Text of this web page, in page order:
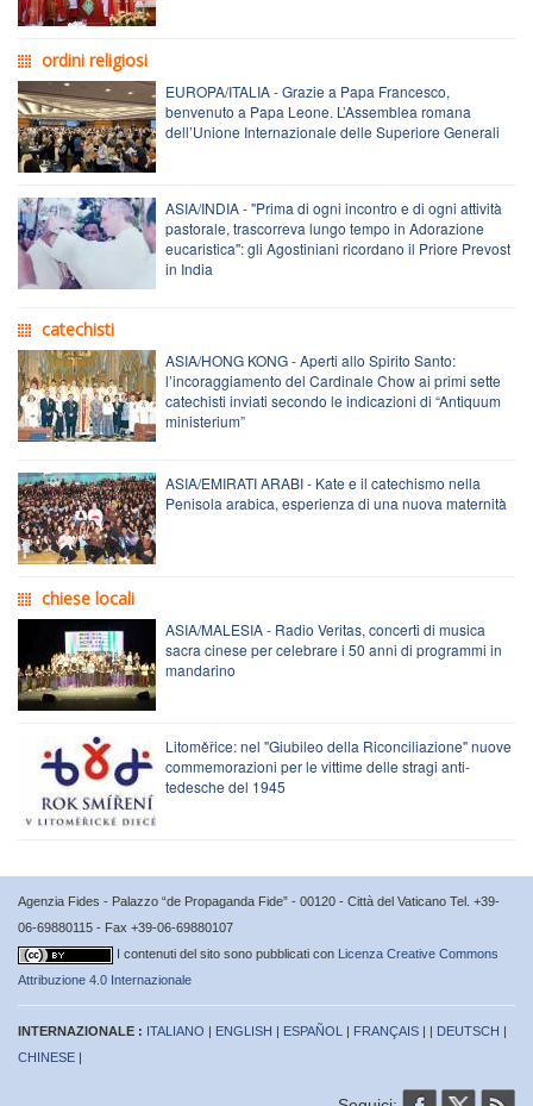
ordini religiosi
EUROPA/ITALIA - Grazie a Papa Francesco,
benvenuto a Papa Leone. L’Assemblea romana
dell’Unione Internazionale delle Superiore Generali
ASIA/INDIA - "Prima di ogni incontro e di ogni attività
pastorale, trascorreva lungo tempo in Adorazione
eucaristica": gli Agostiniani ricordano il Priore Prevost
in India
catechisti
ASIA/HONG KONG - Aperti allo Spirito Santo:
l’incoraggiamento del Cardinale Chow ai primi sette
catechisti inviati secondo le indicazioni di “Antiquum
ministerium”
ASIA/EMIRATI ARABI - Kate e il catechismo nella
Penisola arabica, esperienza di una nuova maternità
chiese locali
ASIA/MALESIA - Radio Veritas, concerti di musica
sacra cinese per celebrare i 50 anni di programmi in
mandarino
Litoměřice: nel "Giubileo della Riconciliazione" nuove
commemorazioni per le vittime delle stragi anti-
tedesche del 1945
Agenzia Fides - Palazzo “de Propaganda Fide” - 00120 - Città del Vaticano Tel. +39-
06-69880115 - Fax +39-06-69880107
I contenuti del sito sono pubblicati con Licenza Creative Commons
Attribuzione 4.0 Internazionale
INTERNAZIONALE : ITALIANO | ENGLISH | ESPAÑOL | FRANÇAIS | | DEUTSCH |
CHINESE |